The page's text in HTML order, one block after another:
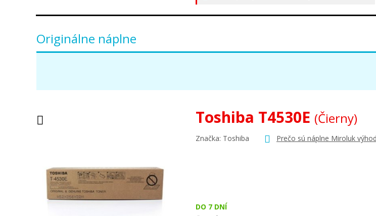
Originálne náplne
Toshiba T4530E (Čierny)
Značka: Toshiba Prečo sú náplne Miroluk
DO 7 DNÍ